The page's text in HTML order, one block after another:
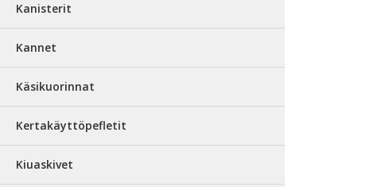
Kanisterit
Kannet
Käsikuorinnat
Kertakäyttöpefletit
Kiuaskivet